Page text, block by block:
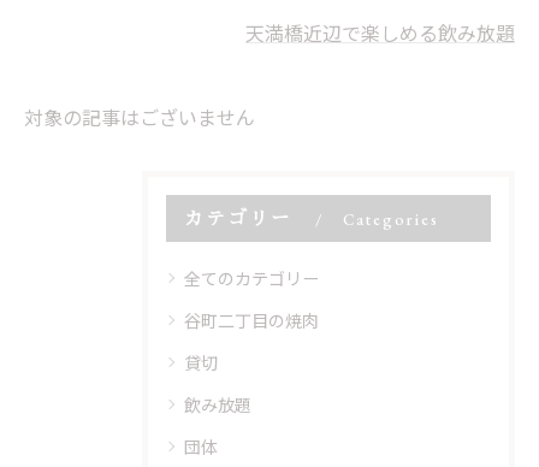
天満橋近辺で楽しめる飲み放題
対象の記事はございません
カテゴリー Categories
全てのカテゴリー
谷町二丁目の焼肉
貸切
飲み放題
団体